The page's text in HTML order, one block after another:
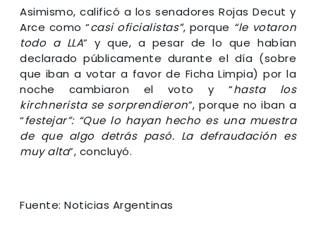
Asimismo, calificó a los senadores Rojas Decut y
Arce como “casi oficialistas”, porque “le votaron
todo a LLA” y que, a pesar de lo que habían
declarado públicamente durante el día (sobre
que iban a votar a favor de Ficha Limpia) por la
noche cambiaron el voto y “hasta los
kirchnerista se sorprendieron”, porque no iban a
“festejar”: “Que lo hayan hecho es una muestra
de que algo detrás pasó. La defraudación es
muy alta”, concluyó.
Fuente: Noticias Argentinas